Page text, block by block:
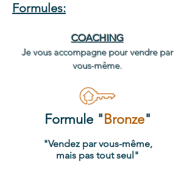
Formules:
COACHING
Je vous accompagne pour vendre par
vous-même.
Formule " Bronze"
"Vendez par vous-même,
mais pas tout seul"